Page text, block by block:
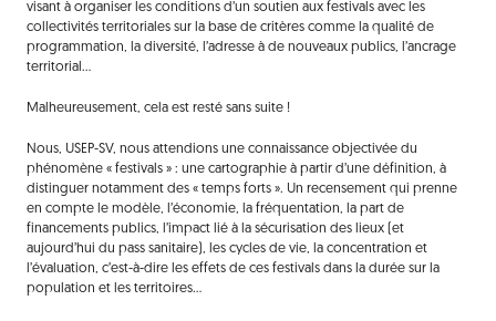
visant à organiser les conditions d’un soutien aux festivals avec les
collectivités territoriales sur la base de critères comme la qualité de
programmation, la diversité, l’adresse à de nouveaux publics, l’ancrage
territorial…
Malheureusement, cela est resté sans suite !
Nous, USEP-SV, nous attendions une connaissance objectivée du
phénomène « festivals » : une cartographie à partir d’une définition, à
distinguer notamment des « temps forts ». Un recensement qui prenne
en compte le modèle, l’économie, la fréquentation, la part de
financements publics, l’impact lié à la sécurisation des lieux (et
aujourd’hui du pass sanitaire), les cycles de vie, la concentration et
l’évaluation, c’est-à-dire les effets de ces festivals dans la durée sur la
population et les territoires…